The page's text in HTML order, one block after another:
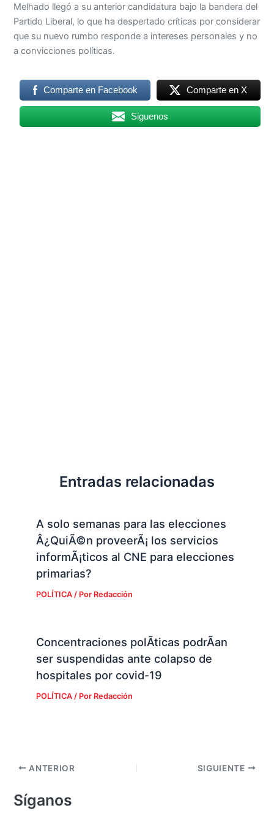
Melhado llegó a su anterior candidatura bajo la bandera del
Partido Liberal, lo que ha despertado críticas por considerar
que su nuevo rumbo responde a intereses personales y no
a convicciones políticas.
Comparte en Facebook Comparte en X
Siguenos
Entradas relacionadas
A solo semanas para las elecciones
Â¿QuiÃ©n proveerÃ¡ los servicios
informÃ¡ticos al CNE para elecciones
primarias?
POLÍTICA/ Por Redacción
Concentraciones polÃ­ticas podrÃ­an
ser suspendidas ante colapso de
hospitales por covid-19
POLÍTICA/ Por Redacción
ANTERIOR SIGUIENTE
Síganos